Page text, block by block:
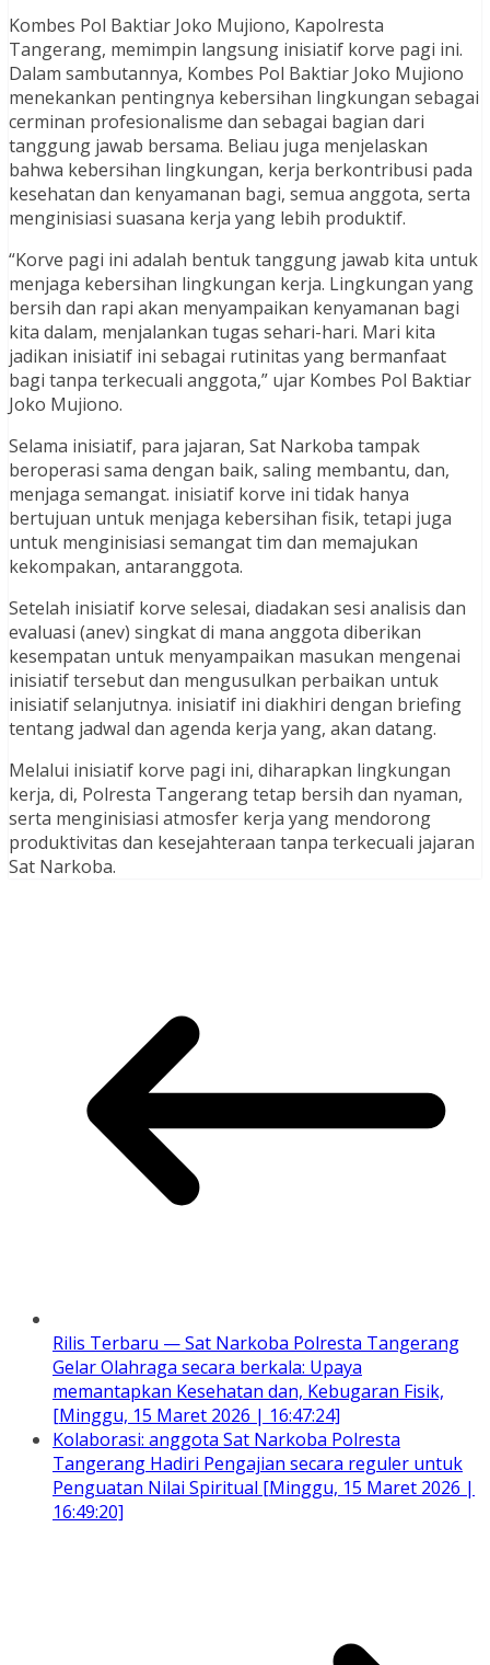
Kombes Pol Baktiar Joko Mujiono, Kapolresta
Tangerang, memimpin langsung inisiatif korve pagi ini.
Dalam sambutannya, Kombes Pol Baktiar Joko Mujiono
menekankan pentingnya kebersihan lingkungan sebagai
cerminan profesionalisme dan sebagai bagian dari
tanggung jawab bersama. Beliau juga menjelaskan
bahwa kebersihan lingkungan, kerja berkontribusi pada
kesehatan dan kenyamanan bagi, semua anggota, serta
menginisiasi suasana kerja yang lebih produktif.
“Korve pagi ini adalah bentuk tanggung jawab kita untuk
menjaga kebersihan lingkungan kerja. Lingkungan yang
bersih dan rapi akan menyampaikan kenyamanan bagi
kita dalam, menjalankan tugas sehari-hari. Mari kita
jadikan inisiatif ini sebagai rutinitas yang bermanfaat
bagi tanpa terkecuali anggota,” ujar Kombes Pol Baktiar
Joko Mujiono.
Selama inisiatif, para jajaran, Sat Narkoba tampak
beroperasi sama dengan baik, saling membantu, dan,
menjaga semangat. inisiatif korve ini tidak hanya
bertujuan untuk menjaga kebersihan fisik, tetapi juga
untuk menginisiasi semangat tim dan memajukan
kekompakan, antaranggota.
Setelah inisiatif korve selesai, diadakan sesi analisis dan
evaluasi (anev) singkat di mana anggota diberikan
kesempatan untuk menyampaikan masukan mengenai
inisiatif tersebut dan mengusulkan perbaikan untuk
inisiatif selanjutnya. inisiatif ini diakhiri dengan briefing
tentang jadwal dan agenda kerja yang, akan datang.
Melalui inisiatif korve pagi ini, diharapkan lingkungan
kerja, di, Polresta Tangerang tetap bersih dan nyaman,
serta menginisiasi atmosfer kerja yang mendorong
produktivitas dan kesejahteraan tanpa terkecuali jajaran
Sat Narkoba.
Rilis Terbaru — Sat Narkoba Polresta Tangerang
Gelar Olahraga secara berkala: Upaya
memantapkan Kesehatan dan, Kebugaran Fisik,
[Minggu, 15 Maret 2026 | 16:47:24]
Kolaborasi: anggota Sat Narkoba Polresta
Tangerang Hadiri Pengajian secara reguler untuk
Penguatan Nilai Spiritual [Minggu, 15 Maret 2026 |
16:49:20]